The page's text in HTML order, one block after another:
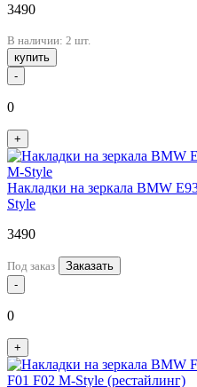
3490
В наличии: 2 шт.
купить
-
0
+
Накладки на зеркала BMW
Style
3490
Под заказ
Заказать
-
0
+